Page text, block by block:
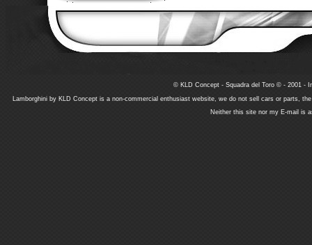
© KLD Concept - Squadra del Toro © - 2001 -
Lamborghini by KLD Concept is a non-commercial enthusiast website, we do not sell cars or parts,
Neither this site nor my E-mail is